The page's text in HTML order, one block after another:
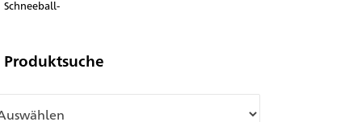
Schneeball-
Produktsuche